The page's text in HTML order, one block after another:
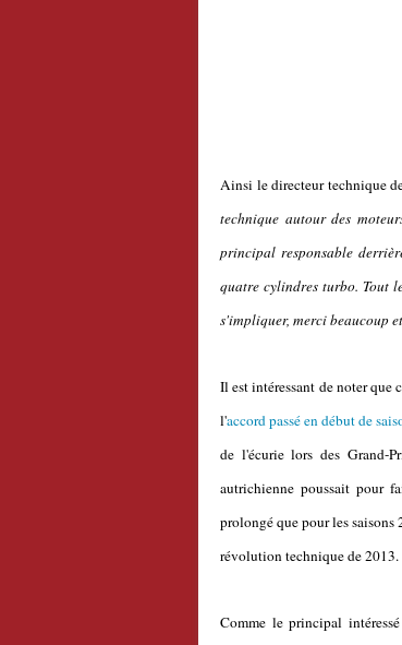
Ainsi le directeur technique
technique autour des
principal responsable
quatre cylindres turbo. Tout
s'impliquer, merci beaucoup
Il est intéressant de noter que
l'accord passé en début de
de l'écurie lors des Grand-
autrichienne poussait pour
prolongé que pour les
révolution technique de 2013.
Comme le principal